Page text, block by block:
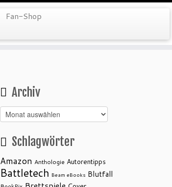
Fan-Shop
Archiv
Archiv
Schlagwörter
Amazon Anthologie Autorentipps
Battletech Beam eBooks Blutfall